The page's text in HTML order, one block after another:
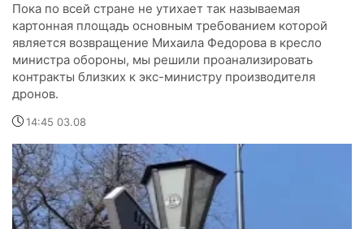
Пока по всей стране не утихает так называемая
картонная площадь основным требованием которой
является возвращение Михаила Федорова в кресло
министра обороны, мы решили проанализировать
контракты близких к экс-министру производителя
дронов.
14:45 03.08